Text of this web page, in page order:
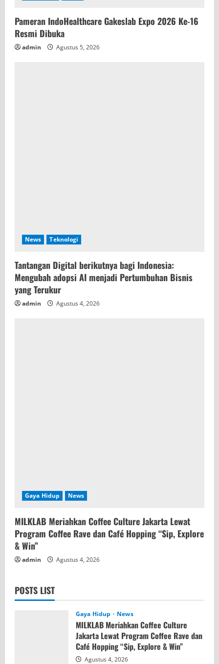
Pameran IndoHealthcare Gakeslab Expo 2026 Ke-16
Resmi Dibuka
admin Agustus 5, 2026
News Teknologi
Tantangan Digital berikutnya bagi Indonesia:
Mengubah adopsi AI menjadi Pertumbuhan Bisnis
yang Terukur
admin Agustus 4, 2026
Gaya Hidup News
MILKLAB Meriahkan Coffee Culture Jakarta Lewat
Program Coffee Rave dan Café Hopping “Sip, Explore
& Win”
admin Agustus 4, 2026
POSTS LIST
Gaya Hidup News
MILKLAB Meriahkan Coffee Culture
Jakarta Lewat Program Coffee Rave dan
Café Hopping “Sip, Explore & Win”
Agustus 4, 2026